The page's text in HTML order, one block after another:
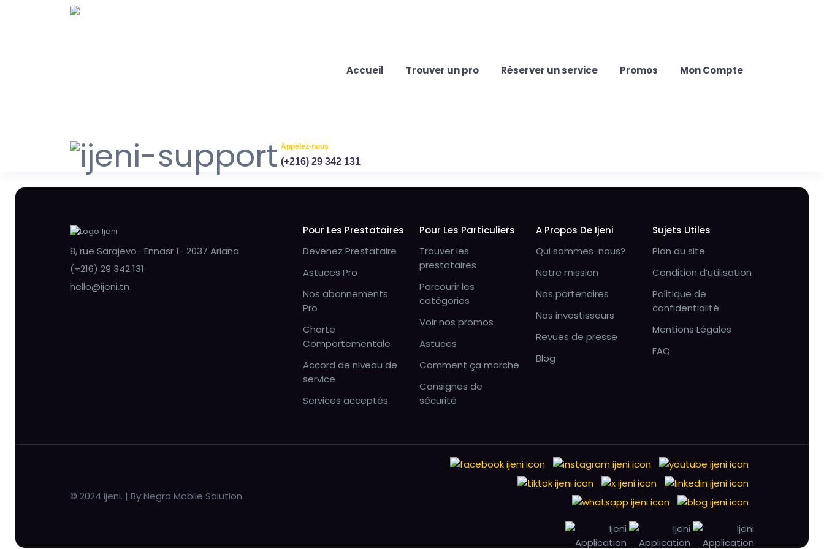
Accueil Trouver un pro Réserver un service Promos Mon Compte
Appelez-nous
(+216) 29 342 131
8, rue Sarajevo- Ennasr 1- 2037 Ariana
(+216) 29 342 131
hello@ijeni.tn
Pour Les Prestataires
Devenez Prestataire
Astuces Pro
Nos abonnements
Pro
Charte
Comportementale
Accord de niveau de
service
Services acceptés
Pour Les Particuliers
Trouver les
prestataires
Parcourir les
catégories
Voir nos promos
Astuces
Comment ça marche
Consignes de
sécurité
A Propos De Ijeni
Qui sommes-nous?
Notre mission
Nos partenaires
Nos investisseurs
Revues de presse
Blog
Sujets Utiles
Plan du site
Condition d’utilisation
Politique de
confidentialité
Mentions Légales
FAQ
© 2024 Ijeni. | By Negra Mobile Solution